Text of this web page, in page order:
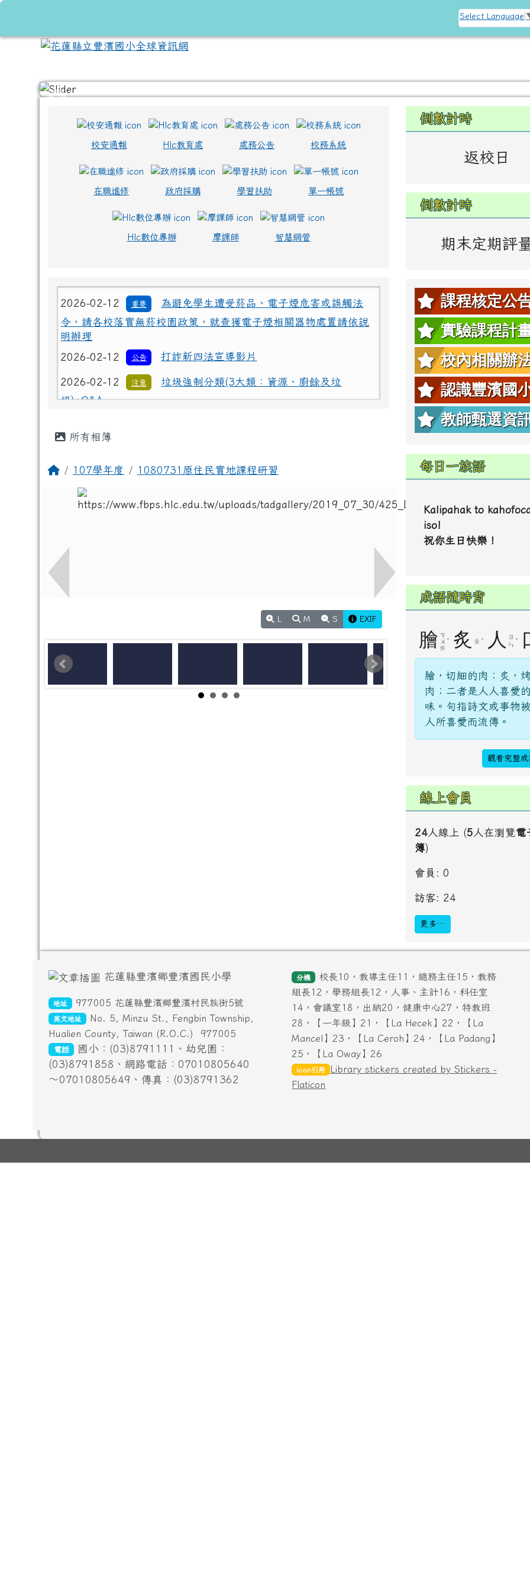
跳至主內容區
Select Language
上中區域內容
校安通報 Hlc教育處 處務公告 校務系統
在職進修 政府採購 學習扶助 單一帳號
Hlc數位專辦 摩課師 智慧網管
重要
令，請各校落實無菸校園政策，就查獲電子煙相關器物處置請依說
明辦理
2026-02-12
明辦理
圾)+Q&A
主內容區域
所有相簿
回首頁
107學年度 1080731原住民實地課程研習
L M S EXIF
左邊區域內容
倒數計時
返校日
倒數計時
期末定期評
課程核定公
實驗課程計
校內相關辦
認識豐濱國
教師甄選資
每日一族語
Kalipahak to
iso!
祝你生日快樂！
成語隨時背
膾 ㄎ
ㄨ
ㄞ
ˋ 炙 ㄓ ˋ 人
ㄖ
ㄣ ˊ
膾，切細的肉；炙，
肉；二者是人人喜愛
味。句指詩文或事物
人所喜愛而流傳。
觀看完整
線上會員
24 人線上 (5 人在瀏覽電
簿)
會員: 0
訪客: 24
更多…
頁尾區域內容
花蓮縣豐濱鄉豐濱國民小學
地址 977005 花蓮縣豐濱鄉豐濱村民族街5號
英文地址
No. 5, Minzu St., Fengbin Township,
Hualien County, Taiwan (R.O.C.)
977005
電話
國小：(03)8791111、幼兒園：
(03)8791858、網路電話：07010805640
～07010805649、傳真：(03)8791362
分機
校長10，教導主任11，總務主任15，教務
組長12，學務組長12，人事、主計16，科任室
14，會議室18，出納20，健康中心27，特教班
28，【一年級】21，【La Hecek】22，【La
Mancel】23，【La Ceroh】24，【La Padang】
25，【La Oway】26
icon引用
Library stickers created by Stickers -
Flaticon